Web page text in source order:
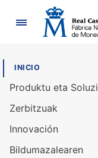
INICIO
Produktu eta
Zerbitzuak
Innovación
Bildumazalearen